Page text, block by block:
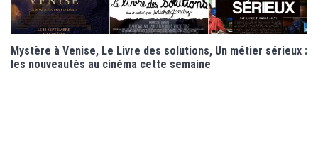
Mystère à Venise, Le Livre des solutions, Un métier sérieux :
les nouveautés au cinéma cette semaine